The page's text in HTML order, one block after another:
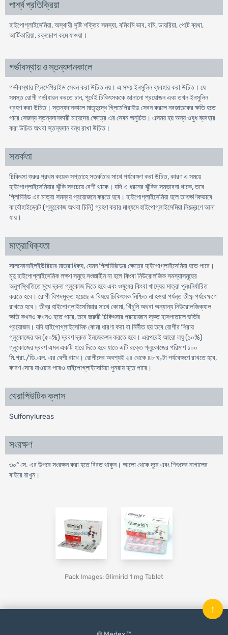
পার্শ্ব প্রতিক্রিয়া
হাইপোগ্লাইসেমিয়া, অস্থায়ী সৃষ্টি শক্তির সমস্যা, বমিবমি ভাব, বমি, ডায়রিয়া, পেটে ব্যথা,
আর্টিকারিয়া, রক্তচাপ কমে যাওয়া।
গর্ভাবস্থায় ও স্তন্যদানকালে
গর্ভাবস্থার গ্লিমেপিরাইড সেবন করা উচিত নয়। এ সময় ইনসুলিন ব্যবহার করা উচিত। যে
সমস্ত রোগী গর্ভাধারন করতে চান, পূর্বেই চিকিৎসককে জানানো প্রয়োজন এবং তখন ইনসুলিন
গ্রহণ করা উচিত। স্তন্যদানকালে মাতৃদুদ্ধে গ্লিমেপিরাইড সেবন করলে নবজাতকের ক্ষতি হতে
পারে সেজন্য স্তন্যদানকারী মায়েদের ক্ষেত্রে এর সেবন অনুচিত। এসময় হয় অন্য ওষুধ ব্যবহার
করা উচিত অথবা স্তন্যদান বন্ধ রাখা উচিত।
সতর্কতা
চিকিৎসা শুরুর প্রথম কয়েক সপ্তাহে সতর্কতার সাথে পর্যবেক্ষণ করা উচিত, কারণ এ সময়ে
হাইপোগ্লাইসেমিয়ার ঝুঁকি সবচেয়ে বেশী থাকে। যদি এ ধরনের ঝুঁকির সম্ভাবনা থাকে, তবে
গ্লিমিরিড এর মাত্রা সমন্বয় প্রয়োজনে করতে হবে। হাইপোগ্লাইসেমিয়া হলে তাৎক্ষণিকভাবে
কার্বোহাইড্রেট (গ্লুকোেজ অথবা চিনি) গ্রহণ করার মাধ্যমে হাইপোগ্লাইসেমিয়া নিয়ন্ত্রণে আনা
যায়।
মাত্রাধিক্যতা
সালফোনাইলইউরিয়ার মাত্রাধিক্য, যেমন গ্লিমিরিডের ক্ষেত্রে হাইপোগ্লাইসেমিয়া হতে পারে।
মৃদু হাইপোগ্লাইসেমিক লক্ষণ সমুহে সংজ্ঞাহীন না হলে কিংবা নিউরোলজিক সমস্যাসমূহের
অনুপস্থিতিতে মুখে দ্রুত গ্লুকোজ দিতে হবে এবং ওষুধের কিংবা খাদ্যের মাত্রা পুনঃনির্ধারিত
করতে হবে। রোগী বিপদমুক্ত হয়েছে এ বিষয়ে চিকিৎসক নিশ্চিত না হওয়া পর্যন্ত তীক্ষ্ণ পর্যবেক্ষণে
রাখতে হবে। তীব্র হাইপোগ্লাইসেমিয়ার সাথে কোমা, খিঁচুনি অথবা অন্যান্য নিউরোলজিক্যাল
ক্ষতি কখনও কখনও হতে পারে, তবে জরুরী চিকিৎসার প্রয়োজনে দ্রুত হাসপাতালে ভর্তির
প্রয়োজন। যদি হাইপোগ্লাইসেমিক কোমা ধারণা করা বা নির্নীত হয় তবে রোগীর শিরায়
গ্লুকোজের ঘন (৫০%) দ্রবণ দ্রুত ইনজেকশন করতে হবে। এরপরেই আরো লঘু (১০%)
গ্লুকোজের দ্রবণ এমন একটি হারে দিতে হবে যাতে এটি রক্তে গ্লুকোজের পরিমাণ ১০০
মি.গ্রা./ডি.এল. এর বেশী রাখে। রোগীদের অবশ্যই ২৪ থেকে ৪৮ ঘণ্টা পর্যবেক্ষণে রাখতে হবে,
কারণ সেরে যাওয়ার পরেও হাইপোগ্লাইসেমিয়া পুনরায় হতে পারে।
থেরাপিউটিক ক্লাস
Sulfonylureas
সংরক্ষণ
৩০° সে. এর উপরে সংরক্ষন করা হতে বিরত থাকুন। আলো থেকে দূরে এবং শিশুদের নাগালের
বাইরে রাখুন।
Pack Images: Glimirid 1 mg Tablet
↑